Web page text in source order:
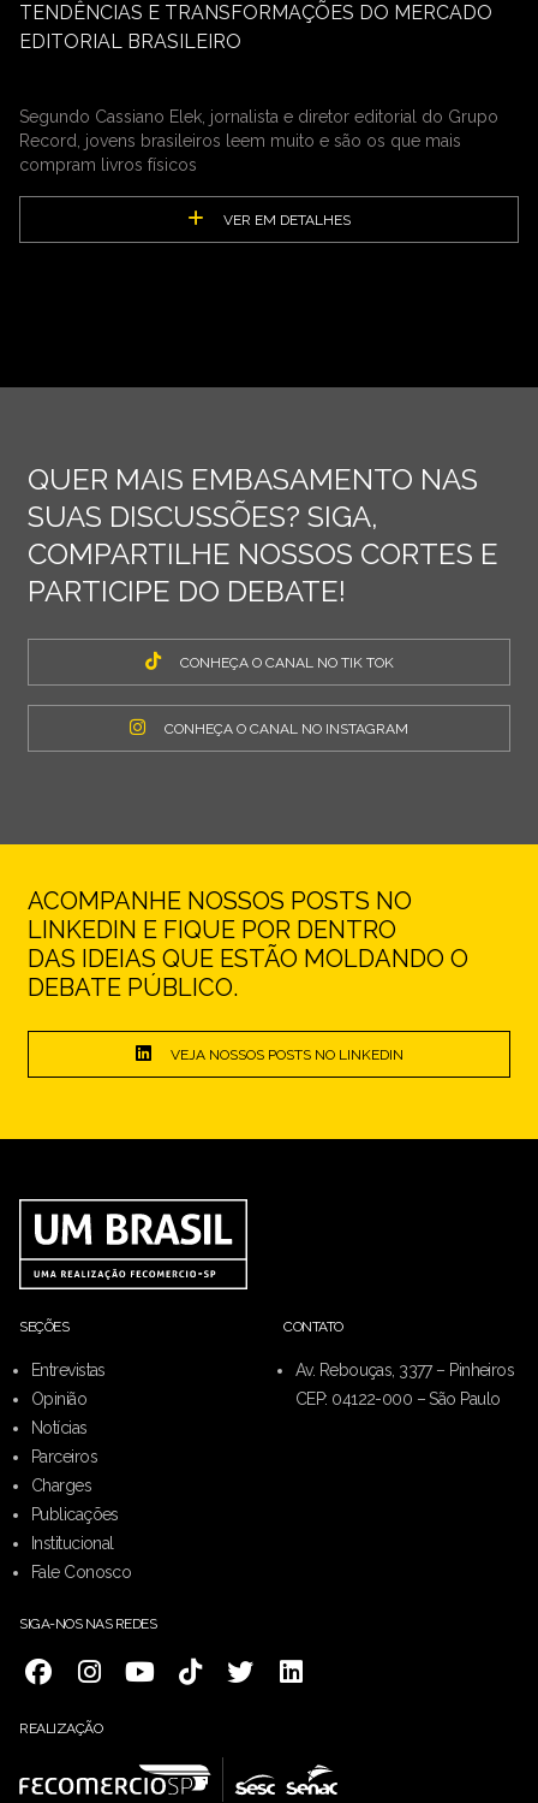
TENDÊNCIAS E TRANSFORMAÇÕES DO MERCADO
EDITORIAL BRASILEIRO
Segundo Cassiano Elek, jornalista e diretor editorial do Grupo
Record, jovens brasileiros leem muito e são os que mais
compram livros físicos
VER EM DETALHES
QUER MAIS EMBASAMENTO NAS
SUAS DISCUSSÕES? SIGA,
COMPARTILHE NOSSOS CORTES E
PARTICIPE DO DEBATE!
CONHEÇA O CANAL NO TIK TOK
CONHEÇA O CANAL NO INSTAGRAM
ACOMPANHE NOSSOS POSTS NO
LINKEDIN E FIQUE POR DENTRO
DAS IDEIAS QUE ESTÃO MOLDANDO O
DEBATE PÚBLICO.
VEJA NOSSOS POSTS NO LINKEDIN
SEÇÕES
Entrevistas
Opinião
Notícias
Parceiros
Charges
Publicações
Institucional
Fale Conosco
CONTATO
Av. Rebouças, 3377 – Pinheiros
CEP: 04122-000 – São Paulo
SIGA-NOS NAS REDES
REALIZAÇÃO